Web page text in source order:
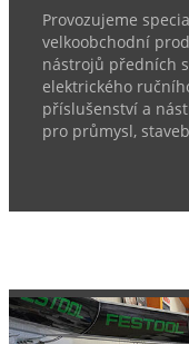
Provozujeme
velkoobchodní
nástrojů předních
elektrického
příslušenství a
pro průmysl,